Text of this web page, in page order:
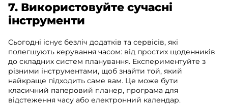
7. Використовуйте сучасні
інструменти
Сьогодні існує безліч додатків та сервісів, які
полегшують керування часом: від простих щоденників
до складних систем планування. Експериментуйте з
різними інструментами, щоб знайти той, який
найкраще підходить саме вам. Це може бути
класичний паперовий планер, програма для
відстеження часу або електронний календар.